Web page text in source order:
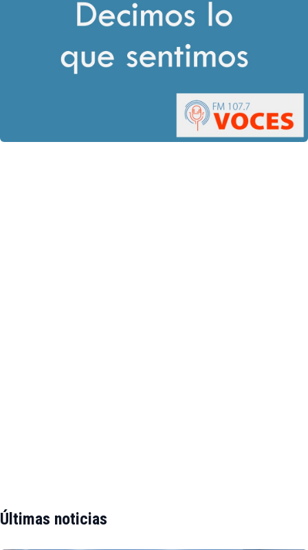
Últimas noticias